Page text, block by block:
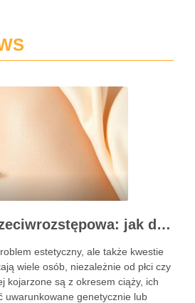
Profilaktyka przeciwrozstępowa: jak dbać o skórę skutecznie?
estetyczny, ale także kwestie
wiele osób, niezależnie od płci czy
kojarzone są z okresem ciąży, ich
uwarunkowane genetycznie lub